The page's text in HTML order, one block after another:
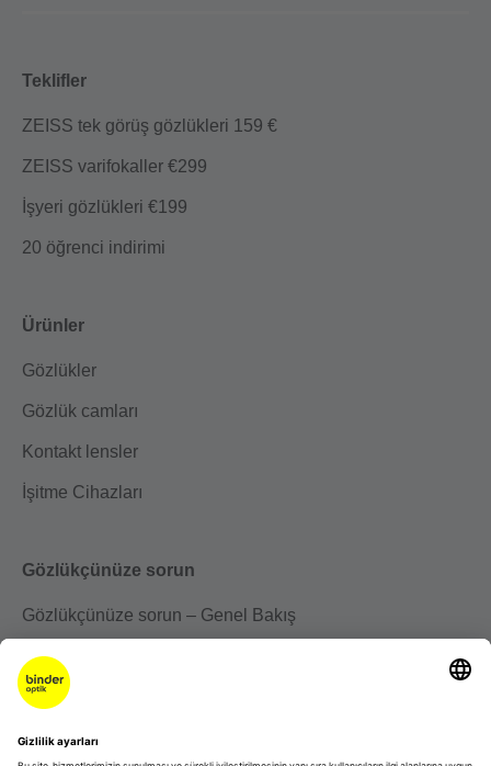
Teklifler
ZEISS tek görüş gözlükleri 159 €
ZEISS varifokaller €299
İşyeri gözlükleri €199
20 öğrenci indirimi
Ürünler
Gözlükler
Gözlük camları
Kontakt lensler
İşitme Cihazları
Gözlükçünüze sorun
Gözlükçünüze sorun – Genel Bakış
Bana hangi gözlük yakışır?
Ne tür görme bozuklukları vardır?
Astigmatizm nedir?